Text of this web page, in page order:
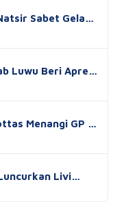
Sabet Gela…
Luwu Beri Apre…
Menangi GP …
Livi…